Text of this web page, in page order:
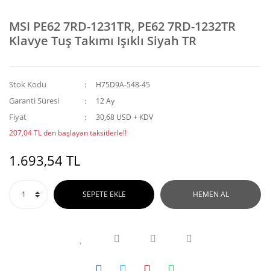
MSI PE62 7RD-1231TR, PE62 7RD-1232TR
Klavye Tuş Takımı Işıklı Siyah TR
Stok Kodu H75D9A-548-45
Garanti Süresi 12 Ay
Fiyat
30,68 USD + KDV
207,04 TL den başlayan taksitlerle!!
1.693,54 TL
SEPETE EKLE HEMEN AL